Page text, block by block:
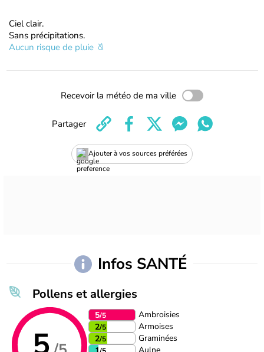
Ciel clair.
Sans précipitations.
Aucun risque de pluie
Recevoir la météo de ma ville
Ajouter à vos sources préférées
Partager
Infos SANTÉ
Pollens et allergies
5/5
Ambroisies
2/5
Armoises
2/5
Graminées